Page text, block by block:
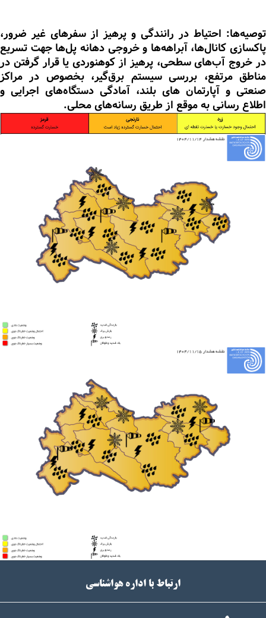
توصیه‌ها: احتیاط در رانندگی و پرهیز از سفرهای غیر ضرور،
پاکسازی کانال‌ها، آبراهه‌ها و خروجی دهانه پل‌ها جهت تسریع
در خروج آب‌های سطحی، پرهیز از کوهنوردی یا قرار گرفتن در
مناطق مرتفع، بررسی سیستم برق‌گیر، بخصوص در مراکز
صنعتی و آپارتمان های بلند، آمادگی دستگاه‌های اجرایی و
اطلاع رسانی به موقع از طریق رسانه‌های محلی.
ارتباط با اداره هواشناسی